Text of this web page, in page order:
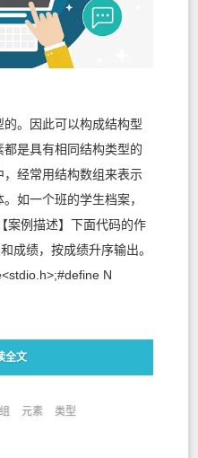
。因此可以构成结构型
是具有相同结构类型的
经常用结构数组来表示
如一个班的学生档案，
案例描述】下面代码的作
成绩，按成绩升序输出。
N
全文
元素 类型